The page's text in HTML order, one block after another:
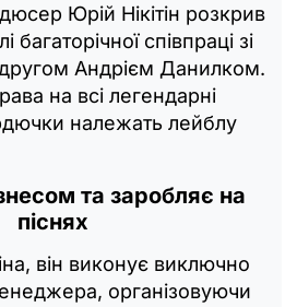
Юрій Нікітін розкрив
багаторічної співпраці зі
Андрієм Данилком.
на всі легендарні
належать лейблу
та заробляє на
піснях
він виконує виключно
організовуючи